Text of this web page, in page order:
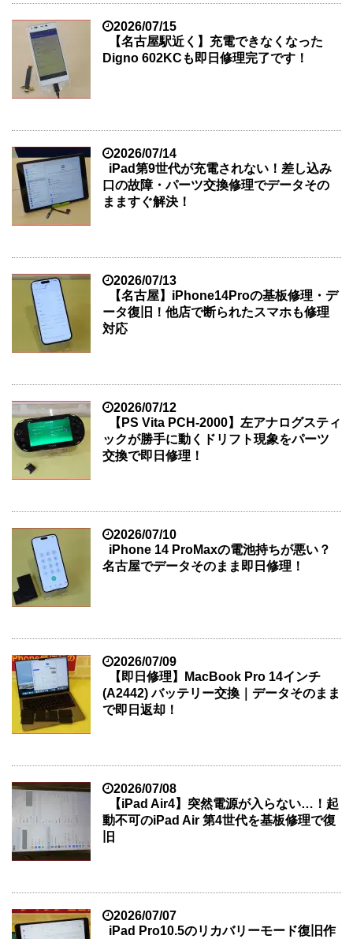
2026/07/15
【名古屋駅近く】充電できなくなった
Digno 602KCも即日修理完了です！
2026/07/14
iPad第9世代が充電されない！差し込み
口の故障・パーツ交換修理でデータその
まますぐ解決！
2026/07/13
【名古屋】iPhone14Proの基板修理・デ
ータ復旧！他店で断られたスマホも修理
対応
2026/07/12
【PS Vita PCH-2000】左アナログスティ
ックが勝手に動くドリフト現象をパーツ
交換で即日修理！
2026/07/10
iPhone 14 ProMaxの電池持ちが悪い？
名古屋でデータそのまま即日修理！
2026/07/09
【即日修理】MacBook Pro 14インチ
(A2442) バッテリー交換｜データそのまま
で即日返却！
2026/07/08
【iPad Air4】突然電源が入らない…！起
動不可のiPad Air 第4世代を基板修理で復
旧
2026/07/07
iPad Pro10.5のリカバリーモード復旧作